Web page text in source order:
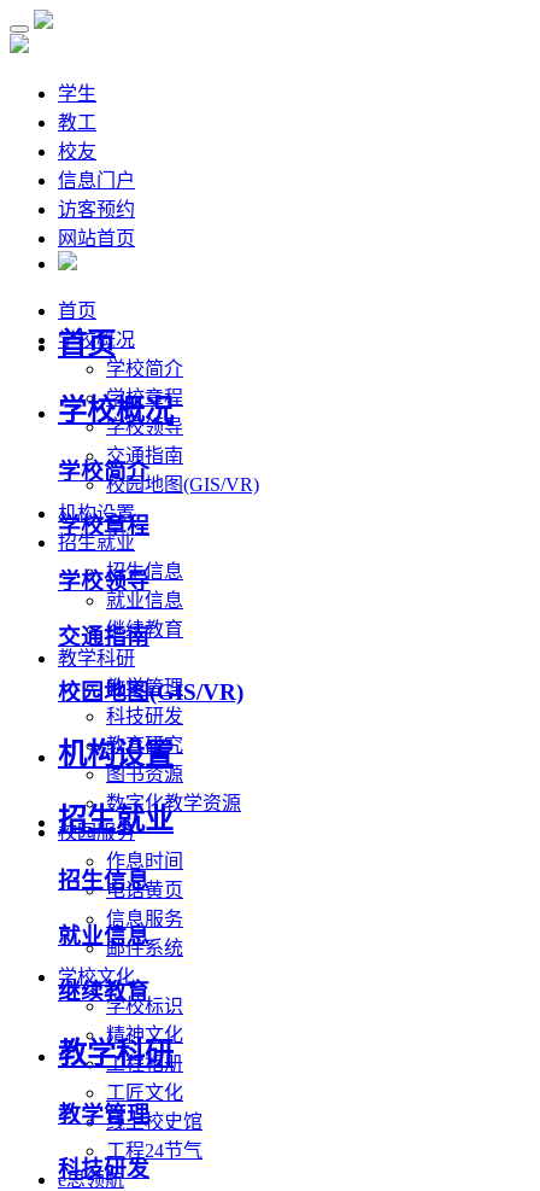
学生
教工
校友
信息门户
访客预约
网站首页
首页
学校概况
学校简介
学校章程
学校领导
交通指南
校园地图(GIS/VR)
机构设置
招生就业
招生信息
就业信息
继续教育
教学科研
教学管理
科技研发
教育研究
图书资源
数字化教学资源
校园服务
作息时间
电话黄页
信息服务
邮件系统
学校文化
学校标识
精神文化
工程相册
工匠文化
线上校史馆
工程24节气
e思领航
首页
学校概况
学校简介
学校章程
学校领导
交通指南
校园地图(GIS/VR)
机构设置
招生就业
招生信息
就业信息
继续教育
教学科研
教学管理
科技研发